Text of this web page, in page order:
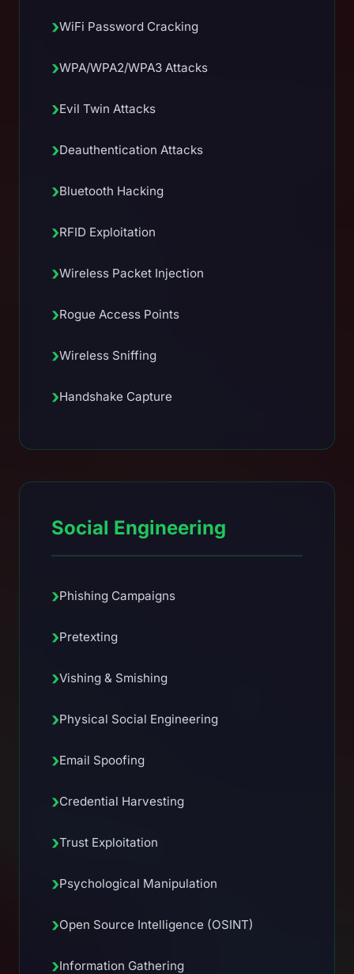
›WiFi Password Cracking
›WPA/WPA2/WPA3 Attacks
›Evil Twin Attacks
›Deauthentication Attacks
›Bluetooth Hacking
›RFID Exploitation
›Wireless Packet Injection
›Rogue Access Points
›Wireless Sniffing
›Handshake Capture
Social Engineering
›Phishing Campaigns
›Pretexting
›Vishing & Smishing
›Physical Social Engineering
›Email Spoofing
›Credential Harvesting
›Trust Exploitation
›Psychological Manipulation
›Open Source Intelligence (OSINT)
›Information Gathering